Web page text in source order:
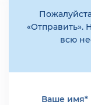
«Отправить».
всю
Ваше имя*